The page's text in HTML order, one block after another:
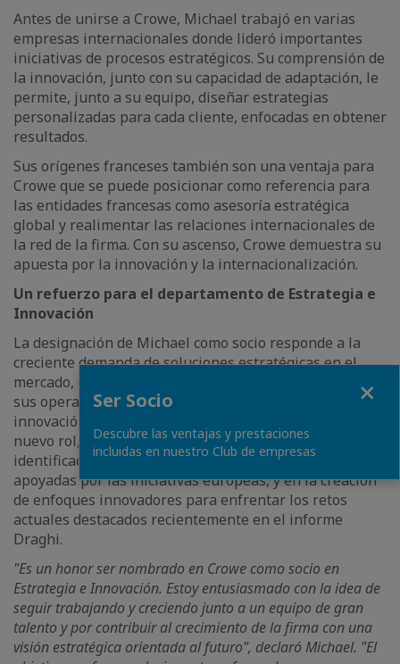
Antes de unirse a Crowe, Michael trabajó en varias
empresas internacionales donde lideró importantes
iniciativas de procesos estratégicos. Su comprensión de
la innovación, junto con su capacidad de adaptación, le
permite, junto a su equipo, diseñar estrategias
personalizadas para cada cliente, enfocadas en obtener
resultados.
Sus orígenes franceses también son una ventaja para
Crowe que se puede posicionar como referencia para
las entidades francesas como asesoría estratégica
global y realimentar las relaciones internacionales de
la red de la firma. Con su ascenso, Crowe demuestra su
apuesta por la innovación y la internacionalización.
Un refuerzo para el departamento de Estrategia e
Innovación
La designación de Michael como socio responde a la
creciente demanda de soluciones estratégicas en el
mercado, donde las empresas buscan no solo optimizar
sus operaciones, sino también impulsar iniciativas de
innovación que les permitan diferenciarse. Desde su
nuevo rol, Michael liderará proyectos centrados en la
identificación de oportunidades emergentes e
apoyadas por las iniciativas europeas, y en la creación
de enfoques innovadores para enfrentar los retos
actuales destacados recientemente en el informe
Draghi.
"Es un honor ser nombrado en Crowe como socio en
Estrategia e Innovación. Estoy entusiasmado con la idea de
seguir trabajando y creciendo junto a un equipo de gran
talento y por contribuir al crecimiento de la firma con una
visión estratégica orientada al futuro", declaró Michael. "El
Ser Socio
Descubre las ventajas y prestaciones
incluidas en nuestro Club de empresas